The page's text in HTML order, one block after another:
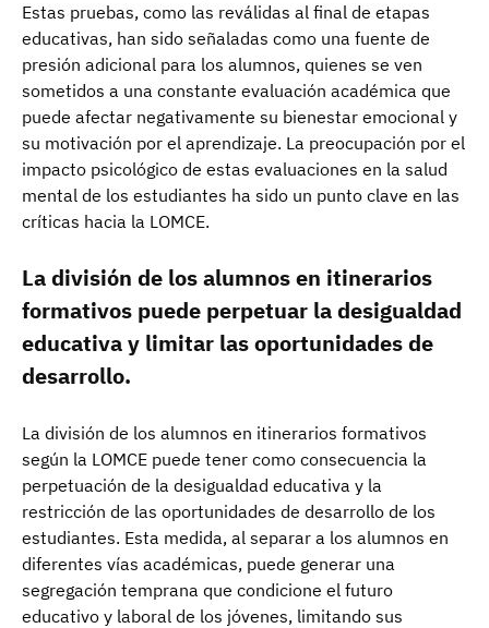
Estas pruebas, como las reválidas al final de etapas
educativas, han sido señaladas como una fuente de
presión adicional para los alumnos, quienes se ven
sometidos a una constante evaluación académica que
puede afectar negativamente su bienestar emocional y
su motivación por el aprendizaje. La preocupación por el
impacto psicológico de estas evaluaciones en la salud
mental de los estudiantes ha sido un punto clave en las
críticas hacia la LOMCE.
La división de los alumnos en itinerarios
formativos puede perpetuar la desigualdad
educativa y limitar las oportunidades de
desarrollo.
La división de los alumnos en itinerarios formativos
según la LOMCE puede tener como consecuencia la
perpetuación de la desigualdad educativa y la
restricción de las oportunidades de desarrollo de los
estudiantes. Esta medida, al separar a los alumnos en
diferentes vías académicas, puede generar una
segregación temprana que condicione el futuro
educativo y laboral de los jóvenes, limitando sus